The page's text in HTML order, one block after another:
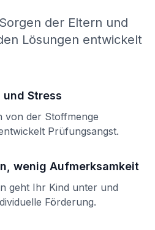
der Eltern und
Lösungen entwickelt
Stress
von der Stoffmenge
Prüfungsangst.
wenig Aufmerksamkeit
geht Ihr Kind unter und
Förderung.